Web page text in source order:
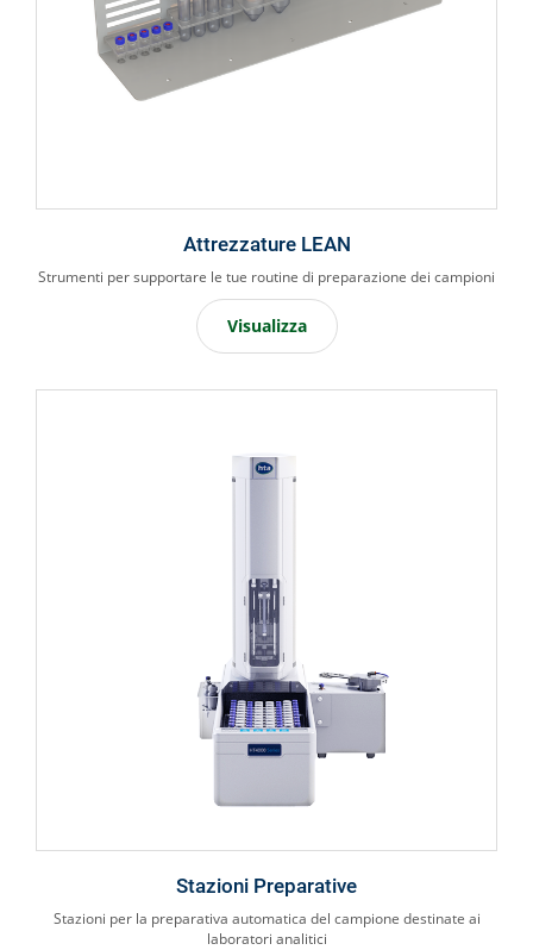
Attrezzature LEAN
Strumenti per supportare le tue routine di preparazione dei campioni
Visualizza
Stazioni Preparative
Stazioni per la preparativa automatica del campione destinate ai
laboratori analitici